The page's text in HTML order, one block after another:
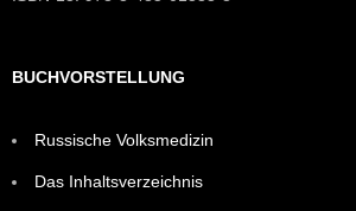
BUCHVORSTELLUNG
Russische Volksmedizin
Das Inhaltsverzeichnis